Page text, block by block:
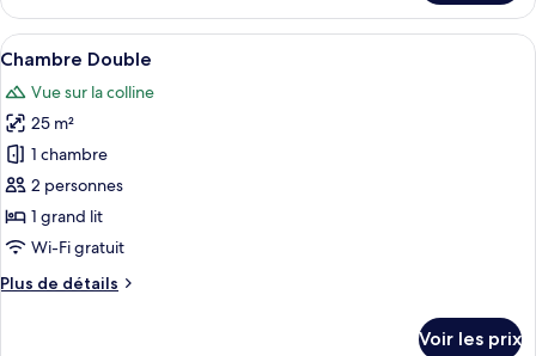
le
type
de
Chambre
Double
Afficher
toutes
les
photos
pour
ce
type
de
chambre :
Chambre
Une chambre d’hôtel avec un
5
Chambre Double
Vue sur la colline
25 m²
1 chambre
2 personnes
1 grand lit
Wi-Fi gratuit
Plus de détails
Plus
Voir les prix